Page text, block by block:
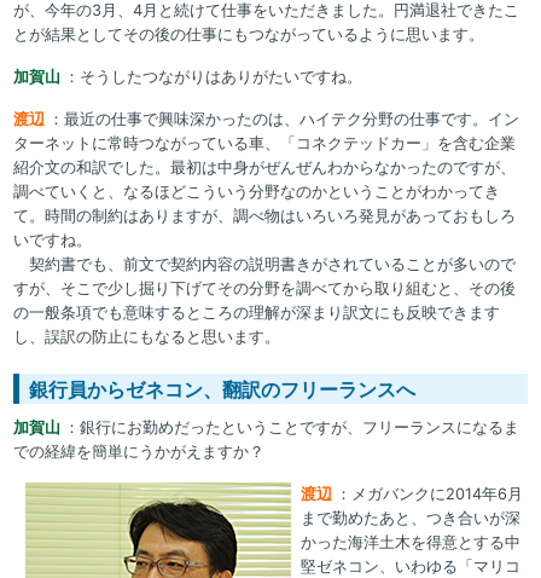
が、今年の3月、4月と続けて仕事をいただきました。円満退社できたこ
とが結果としてその後の仕事にもつながっているように思います。
加賀山 ：そうしたつながりはありがたいですね。
渡辺 ：最近の仕事で興味深かったのは、ハイテク分野の仕事です。イン
ターネットに常時つながっている車、「コネクテッドカー」を含む企業
紹介文の和訳でした。最初は中身がぜんぜんわからなかったのですが、
調べていくと、なるほどこういう分野なのかということがわかってき
て。時間の制約はありますが、調べ物はいろいろ発見があっておもしろ
いですね。
契約書でも、前文で契約内容の説明書きがされていることが多いので
すが、そこで少し掘り下げてその分野を調べてから取り組むと、その後
の一般条項でも意味するところの理解が深まり訳文にも反映できます
し、誤訳の防止にもなると思います。
銀行員からゼネコン、翻訳のフリーランスへ
加賀山 ：銀行にお勤めだったということですが、フリーランスになるま
での経緯を簡単にうかがえますか？
渡辺 ：メガバンクに2014年6月
まで勤めたあと、つき合いが深
かった海洋土木を得意とする中
堅ゼネコン、いわゆる「マリコ